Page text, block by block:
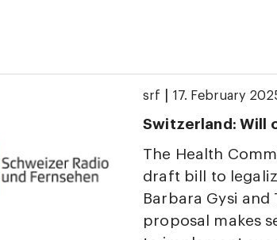
srf 17. February
Switzerland: Will
The Health
draft bill to
Barbara Gysi
proposal makes